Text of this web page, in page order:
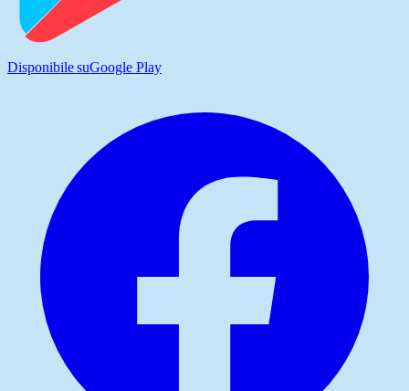
Disponibile suGoogle Play